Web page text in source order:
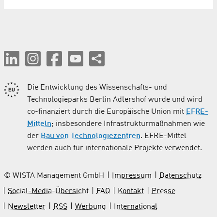
Die Entwicklung des Wissenschafts- und
Technologieparks Berlin Adlershof wurde und wird
co-finanziert durch die Europäische Union mit EFRE-
Mitteln; insbesondere Infrastrukturmaßnahmen wie
der Bau von Technologiezentren. EFRE-Mittel
werden auch für internationale Projekte verwendet.
© WISTA Management GmbH Impressum
Datenschutz
Social-Media-Übersicht
FAQ Kontakt
Presse
Newsletter
RSS Werbung International